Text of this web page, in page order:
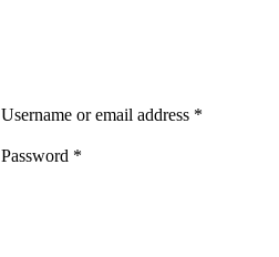
Username or email address *
Password *